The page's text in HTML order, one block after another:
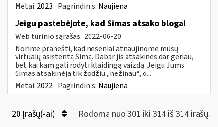
Metai: 2023 Pagrindinis: Naujiena
Jeigu pastebėjote, kad Simas atsako blogai
Web turinio sąrašas 2022-06-20
Norime pranešti, kad neseniai atnaujinome mūsų
virtualų asistentą Simą. Dabar jis atsakinės dar geriau,
bet kai kam gali rodyti klaidingą vaizdą. Jeigu Jums
Simas atsakinėja tik žodžiu „nežinau“, o...
Metai: 2022 Pagrindinis: Naujiena
20 Įrašų(-ai) Rodoma nuo 301 iki 314 iš 314 irašų.